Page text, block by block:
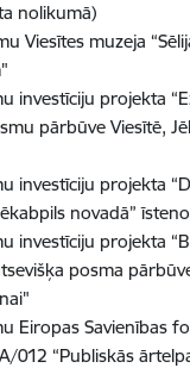
nolikumā)
Viesītes muzeja
investīciju projekta
pārbūve Viesītē,
investīciju projekta
novadā”
investīciju projekta
posma
Eiropas Savienības
“Publiskās